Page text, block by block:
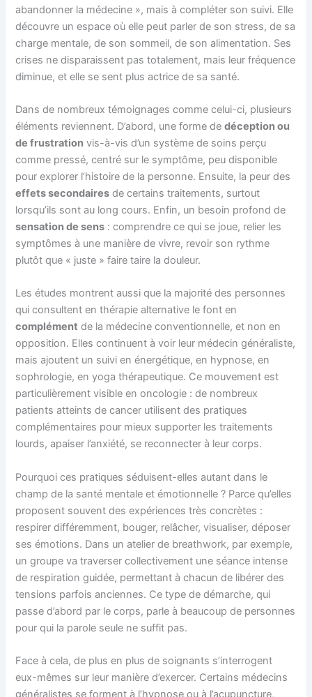
abandonner la médecine », mais à compléter son suivi. Elle
découvre un espace où elle peut parler de son stress, de sa
charge mentale, de son sommeil, de son alimentation. Ses
crises ne disparaissent pas totalement, mais leur fréquence
diminue, et elle se sent plus actrice de sa santé.
Dans de nombreux témoignages comme celui-ci, plusieurs
éléments reviennent. D’abord, une forme dedéception ou
de frustration vis-à-vis d’un système de soins perçu
comme pressé, centré sur le symptôme, peu disponible
pour explorer l’histoire de la personne. Ensuite, la peur des
effets secondaires de certains traitements, surtout
lorsqu’ils sont au long cours. Enfin, un besoin profond de
sensation de sens : comprendre ce qui se joue, relier les
symptômes à une manière de vivre, revoir son rythme
plutôt que « juste » faire taire la douleur.
Les études montrent aussi que la majorité des personnes
qui consultent en thérapie alternative le font en
complément de la médecine conventionnelle, et non en
opposition. Elles continuent à voir leur médecin généraliste,
mais ajoutent un suivi en énergétique, en hypnose, en
sophrologie, en yoga thérapeutique. Ce mouvement est
particulièrement visible en oncologie : de nombreux
patients atteints de cancer utilisent des pratiques
complémentaires pour mieux supporter les traitements
lourds, apaiser l’anxiété, se reconnecter à leur corps.
Pourquoi ces pratiques séduisent-elles autant dans le
champ de la santé mentale et émotionnelle ? Parce qu’elles
proposent souvent des expériences très concrètes :
respirer différemment, bouger, relâcher, visualiser, déposer
ses émotions. Dans un atelier de breathwork, par exemple,
un groupe va traverser collectivement une séance intense
de respiration guidée, permettant à chacun de libérer des
tensions parfois anciennes. Ce type de démarche, qui
passe d’abord par le corps, parle à beaucoup de personnes
pour qui la parole seule ne suffit pas.
Face à cela, de plus en plus de soignants s’interrogent
eux-mêmes sur leur manière d’exercer. Certains médecins
généralistes se forment à l’hypnose ou à l’acupuncture,